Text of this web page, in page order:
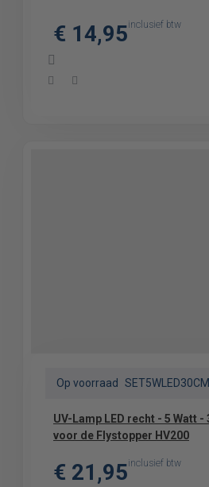
€ 14,95inclusief btw
Op voorraad SET5WLED30CM
UV-Lamp LED recht - 5 Watt - 34,5 cm *Set 2 stuks*
voor de Flystopper HV200
€ 21,95inclusief btw